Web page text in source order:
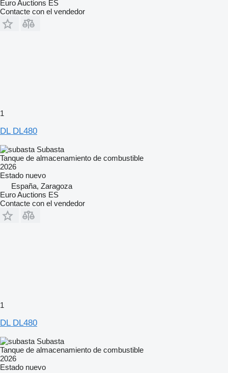
Euro Auctions ES
Contacte con el vendedor
1
DL DL480
Subasta
Tanque de almacenamiento de combustible
2026
Estado nuevo
España, Zaragoza
Euro Auctions ES
Contacte con el vendedor
1
DL DL480
Subasta
Tanque de almacenamiento de combustible
2026
Estado nuevo